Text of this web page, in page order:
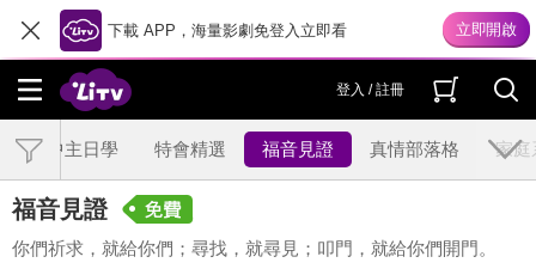
下載 APP，海量影劇免登入立即看
登入 / 註冊
空中主日學 特會精選 福音見證 真情部落格 家庭
福音見證
你們祈求，就給你們；尋找，就尋見；叩門，就給你們開門。